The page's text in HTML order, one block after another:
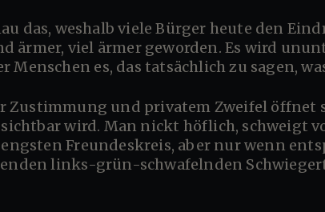
ärmer, viel ärmer geworden. Es wird
Menschen es, das tatsächlich zu sagen,
wird. Man nickt höflich, schweigt
Freundeskreis, aber nur wenn
links-grün-schwafelnden